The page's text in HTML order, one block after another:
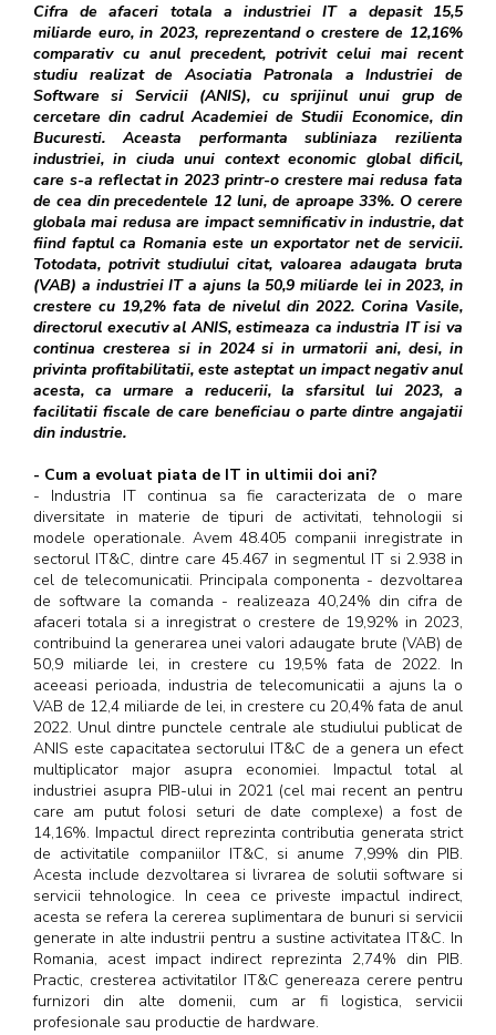
Cifra de afaceri totala a industriei IT a depasit 15,5
miliarde euro, in 2023, reprezentand o crestere de 12,16%
comparativ cu anul precedent, potrivit celui mai recent
studiu realizat de Asociatia Patronala a Industriei de
Software si Servicii (ANIS), cu sprijinul unui grup de
cercetare din cadrul Academiei de Studii Economice, din
Bucuresti. Aceasta performanta subliniaza rezilienta
industriei, in ciuda unui context economic global dificil,
care s-a reflectat in 2023 printr-o crestere mai redusa fata
de cea din precedentele 12 luni, de aproape 33%. O cerere
globala mai redusa are impact semnificativ in industrie, dat
fiind faptul ca Romania este un exportator net de servicii.
Totodata, potrivit studiului citat, valoarea adaugata bruta
(VAB) a industriei IT a ajuns la 50,9 miliarde lei in 2023, in
crestere cu 19,2% fata de nivelul din 2022. Corina Vasile,
directorul executiv al ANIS, estimeaza ca industria IT isi va
continua cresterea si in 2024 si in urmatorii ani, desi, in
privinta profitabilitatii, este asteptat un impact negativ anul
acesta, ca urmare a reducerii, la sfarsitul lui 2023, a
facilitatii fiscale de care beneficiau o parte dintre angajatii
din industrie.
- Cum a evoluat piata de IT in ultimii doi ani?
- Industria IT continua sa fie caracterizata de o mare
diversitate in materie de tipuri de activitati, tehnologii si
modele operationale. Avem 48.405 companii inregistrate in
sectorul IT&C, dintre care 45.467 in segmentul IT si 2.938 in
cel de telecomunicatii. Principala componenta - dezvoltarea
de software la comanda - realizeaza 40,24% din cifra de
afaceri totala si a inregistrat o crestere de 19,92% in 2023,
contribuind la generarea unei valori adaugate brute (VAB) de
50,9 miliarde lei, in crestere cu 19,5% fata de 2022. In
aceeasi perioada, industria de telecomunicatii a ajuns la o
VAB de 12,4 miliarde de lei, in crestere cu 20,4% fata de anul
2022. Unul dintre punctele centrale ale studiului publicat de
ANIS este capacitatea sectorului IT&C de a genera un efect
multiplicator major asupra economiei. Impactul total al
industriei asupra PIB-ului in 2021 (cel mai recent an pentru
care am putut folosi seturi de date complexe) a fost de
14,16%. Impactul direct reprezinta contributia generata strict
de activitatile companiilor IT&C, si anume 7,99% din PIB.
Acesta include dezvoltarea si livrarea de solutii software si
servicii tehnologice. In ceea ce priveste impactul indirect,
acesta se refera la cererea suplimentara de bunuri si servicii
generate in alte industrii pentru a sustine activitatea IT&C. In
Romania, acest impact indirect reprezinta 2,74% din PIB.
Practic, cresterea activitatilor IT&C genereaza cerere pentru
furnizori din alte domenii, cum ar fi logistica, servicii
profesionale sau productie de hardware.